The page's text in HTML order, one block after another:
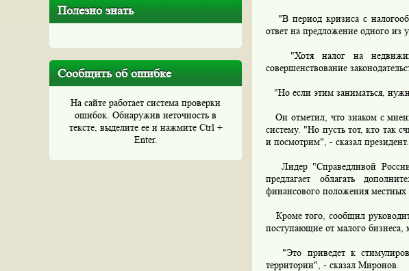
Полезно знать
Сообщить об ошибке
На сайте работает система проверки
ошибок. Обнаружив неточность в
тексте, выделите ее и нажмите Ctrl +
Enter.
"В период кризиса с
ответ на предложение одного из
"Хотя налог на
совершенствование
"Но если этим заниматься,
Он отметил, что знаком с
систему. "Но пусть тот, кто так
и посмотрим", - сказал президент.
Лидер "Справедливой
предлагает облагать
финансового положения местных
Кроме того, сообщил
поступающие от малого бизнеса,
"Это приведет к
территории", - сказал Миронов.